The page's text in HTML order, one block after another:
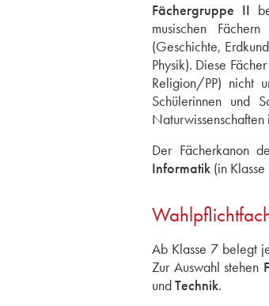
Fächergruppe II
musischen
(Geschichte,
Physik). Diese
Religion/PP) nicht
Schülerinnen und
Naturwissenschaften
Der Fächerkanon
Informatik (in
Ab Klasse 7 belegt
Zur Auswahl stehen
undTechnik.